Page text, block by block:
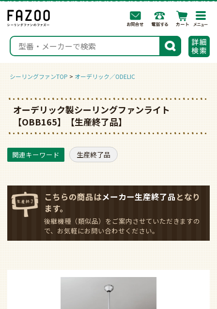
検索
シーリングファンTOP オーデリック／ODELIC
オーデリック製シーリングファンライト
【OBB165】【生産終了品】
生産終了品
こちらの商品はメーカー生産終了品 となり
ます。
後継機種（類似品）をご案内させていただきますの
で、お気軽にお問い合わせください。